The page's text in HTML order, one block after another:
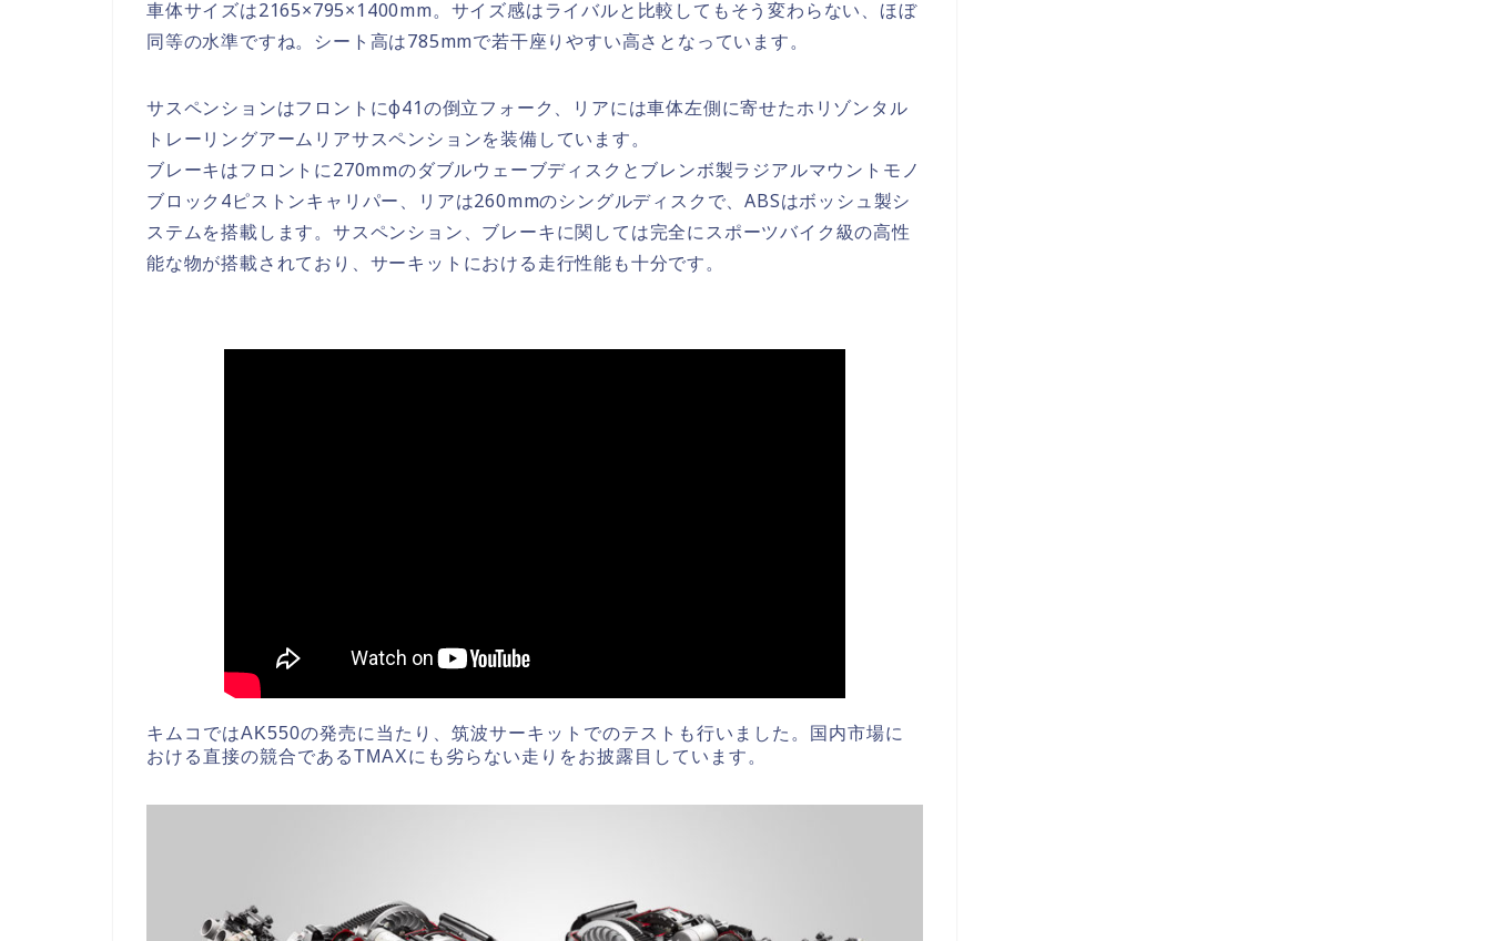
車体サイズは2165×795×1400mm。サイズ感はライバルと比較してもそう変わらない、ほぼ
同等の水準ですね。シート高は785mmで若干座りやすい高さとなっています。
サスペンションはフロントにφ41の倒立フォーク、リアには車体左側に寄せたホリゾンタル
トレーリングアームリアサスペンションを装備しています。
ブレーキはフロントに270mmのダブルウェーブディスクとブレンボ製ラジアルマウントモノ
ブロック4ピストンキャリパー、リアは260mmのシングルディスクで、ABSはボッシュ製シ
ステムを搭載します。サスペンション、ブレーキに関しては完全にスポーツバイク級の高性
能な物が搭載されており、サーキットにおける走行性能も十分です。
キムコではAK550の発売に当たり、筑波サーキットでのテストも行いました。国内市場に
おける直接の競合であるTMAXにも劣らない走りをお披露目しています。